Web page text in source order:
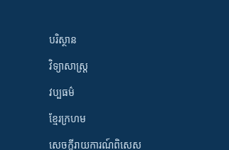
បរិស្ថាន
វិទ្យាសាស្រ្ត
វប្បធម៌
ខ្មែរក្រហម
សេចក្តីរាយការណ៍ពិសេស